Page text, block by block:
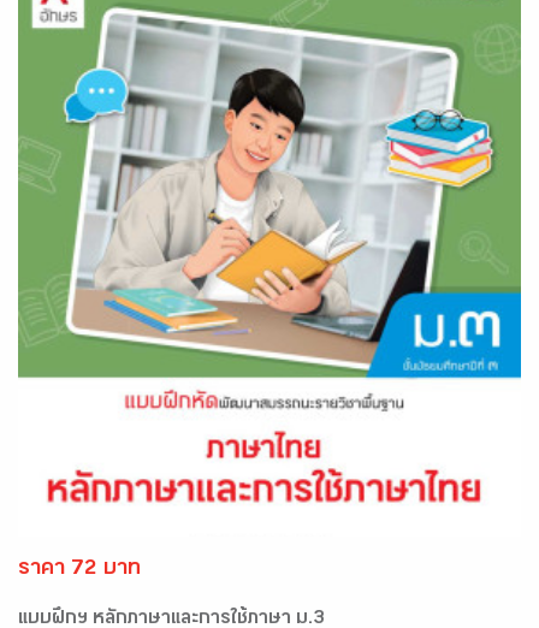
ราคา 72 บาท
แบบฝึกฯ หลักภาษาและการใช้ภาษา ม.3